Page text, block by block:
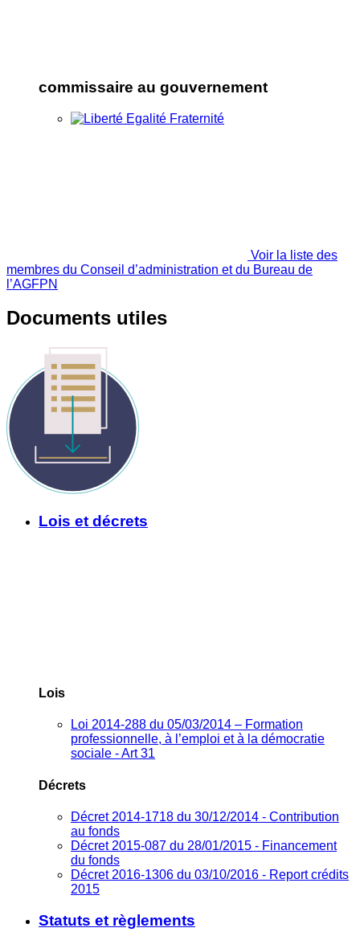
commissaire au gouvernement
Voir la liste des
membres du Conseil d’administration et du Bureau de
l’AGFPN
Documents utiles
Lois et décrets
Lois
Loi 2014-288 du 05/03/2014 – Formation
professionnelle, à l’emploi et à la démocratie
sociale - Art 31
Décrets
Décret 2014-1718 du 30/12/2014 - Contribution
au fonds
Décret 2015-087 du 28/01/2015 - Financement
du fonds
Décret 2016-1306 du 03/10/2016 - Report crédits
2015
Statuts et règlements